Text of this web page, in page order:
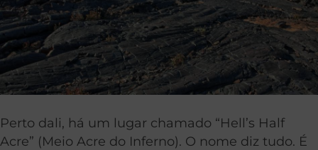
Perto dali, há um lugar chamado “Hell’s Half
Acre” (Meio Acre do Inferno). O nome diz tudo. É